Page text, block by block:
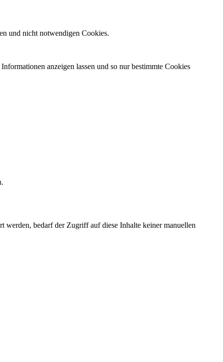
und nicht notwendigen Cookies.
anzeigen lassen und so nur bestimmte Cookies
werden, bedarf der Zugriff auf diese Inhalte keiner manuellen